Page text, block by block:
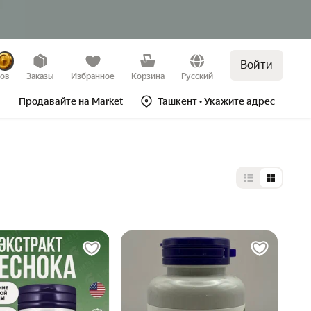
Заказы Избранное Корзина Русский
Войти
Продавайте на Market Ташкент• Укажите адрес
Выбор типа